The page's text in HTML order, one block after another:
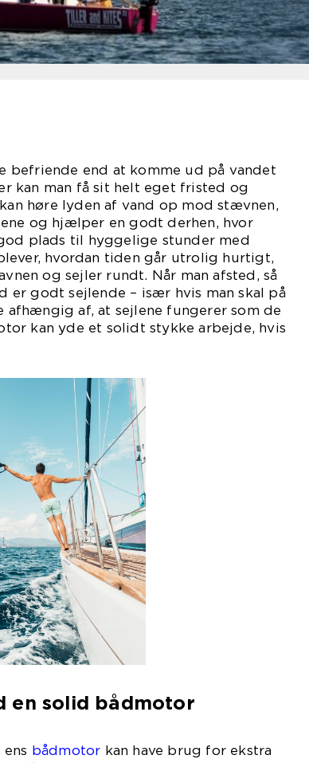
befriende end at komme ud på vandet
kan man få sit helt eget fristed og
høre lyden af vand op mod stævnen,
og hjælper en godt derhen, hvor
plads til hyggelige stunder med
hvordan tiden går utrolig hurtigt,
og sejler rundt. Når man afsted, så
er godt sejlende – især hvis man skal på
afhængig af, at sejlene fungerer som de
kan yde et solidt stykke arbejde, hvis
en solid bådmotor
bådmotor kan have brug for ekstra